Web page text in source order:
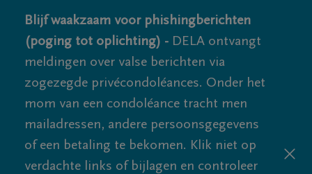
Blijf waakzaam voor phishingberichten
(poging tot oplichting) - DELA ontvangt
meldingen over valse berichten via
zogezegde privécondoléances. Onder het
mom van een condoléance tracht men
mailadressen, andere persoonsgegevens
of een betaling te bekomen. Klik niet op
verdachte links of bijlagen en controleer